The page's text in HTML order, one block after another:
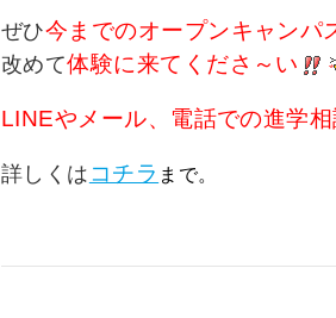
ぜひ今までのオープンキャンパ
改めて体験に来てくださ～い
LINEやメール、電話での進学相
詳しくは コチラ まで。